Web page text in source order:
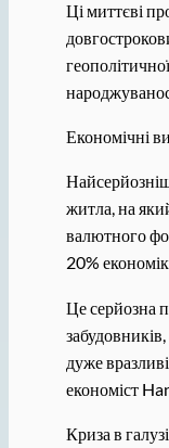
Ці миттєві
Економічні
житла, на
валютного
20%
Це серйозна
дуже
економіст
Криза в